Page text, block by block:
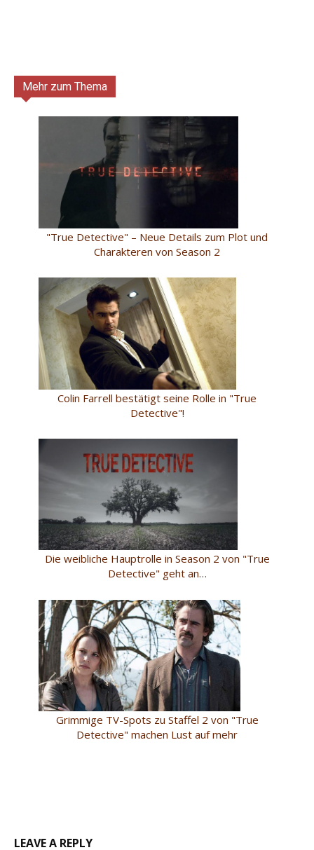
Mehr zum Thema
"True Detective" – Neue Details zum Plot und
Charakteren von Season 2
Colin Farrell bestätigt seine Rolle in "True
Detective"!
Die weibliche Hauptrolle in Season 2 von "True
Detective" geht an…
Grimmige TV-Spots zu Staffel 2 von "True
Detective" machen Lust auf mehr
LEAVE A REPLY